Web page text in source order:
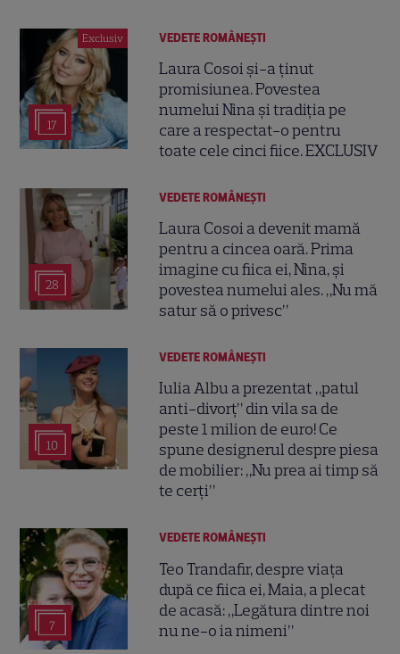
Exclusiv
17
VEDETE ROMÂNEŞTI
Laura Cosoi și-a ținut
promisiunea. Povestea
numelui Nina și tradiția pe
care a respectat-o pentru
toate cele cinci fiice. EXCLUSIV
28
VEDETE ROMÂNEŞTI
Laura Cosoi a devenit mamă
pentru a cincea oară. Prima
imagine cu fiica ei, Nina, și
povestea numelui ales. „Nu mă
satur să o privesc”
10
VEDETE ROMÂNEŞTI
Iulia Albu a prezentat „patul
anti-divorț” din vila sa de
peste 1 milion de euro! Ce
spune designerul despre piesa
de mobilier: „Nu prea ai timp să
te cerți”
7
VEDETE ROMÂNEŞTI
Teo Trandafir, despre viața
după ce fiica ei, Maia, a plecat
de acasă: „Legătura dintre noi
nu ne-o ia nimeni”